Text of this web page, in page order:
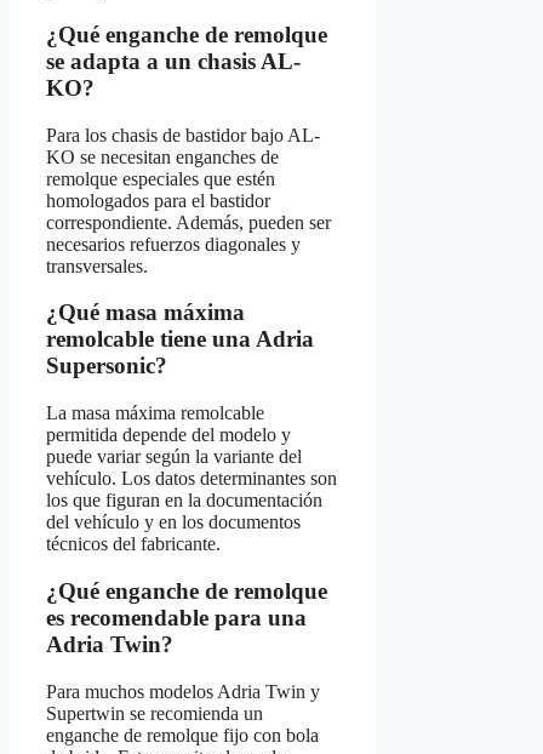
¿Qué enganche de remolque
se adapta a un chasis AL-
KO?
Para los chasis de bastidor bajo AL-
KO se necesitan enganches de
remolque especiales que estén
homologados para el bastidor
correspondiente. Además, pueden ser
necesarios refuerzos diagonales y
transversales.
¿Qué masa máxima
remolcable tiene una Adria
Supersonic?
La masa máxima remolcable
permitida depende del modelo y
puede variar según la variante del
vehículo. Los datos determinantes son
los que figuran en la documentación
del vehículo y en los documentos
técnicos del fabricante.
¿Qué enganche de remolque
es recomendable para una
Adria Twin?
Para muchos modelos Adria Twin y
Supertwin se recomienda un
enganche de remolque fijo con bola